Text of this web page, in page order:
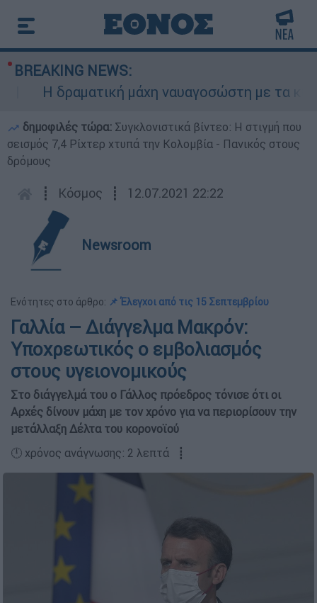
BREAKING NEWS:
Η δραματική μάχη ναυαγοσώστη με τα
δημοφιλές τώρα: Συγκλονιστικά βίντεο: Η στιγμή που
σεισμός 7,4 Ρίχτερ χτυπά την Κολομβία - Πανικός στους
δρόμους
┋ Κόσμος ┋ 12.07.2021 22:22
Newsroom
Ενότητες στο άρθρο: 📌 Έλεγχοι από τις 15 Σεπτεμβρίου
Γαλλία – Διάγγελμα Μακρόν:
Υποχρεωτικός ο εμβολιασμός
στους υγειονομικούς
Στο διάγγελμά του ο Γάλλος πρόεδρος τόνισε ότι οι
Αρχές δίνουν μάχη με τον χρόνο για να περιορίσουν την
μετάλλαξη Δέλτα του κορονοϊού
🕛 χρόνος ανάγνωσης: 2 λεπτά ┋